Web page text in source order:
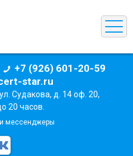
+7 (926) 601-20-59
star.ru
Судакова, д. 14 оф. 20,
20 часов.
мессенджеры